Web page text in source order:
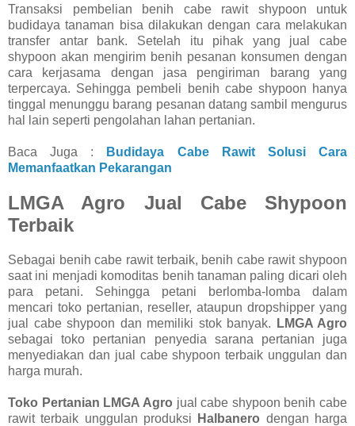
Transaksi pembelian benih cabe rawit shypoon untuk
budidaya tanaman bisa dilakukan dengan cara melakukan
transfer antar bank. Setelah itu pihak yang jual cabe
shypoon akan mengirim benih pesanan konsumen dengan
cara kerjasama dengan jasa pengiriman barang yang
terpercaya. Sehingga pembeli benih cabe shypoon hanya
tinggal menunggu barang pesanan datang sambil mengurus
hal lain seperti pengolahan lahan pertanian.
Baca Juga :
Budidaya Cabe Rawit Solusi Cara
Memanfaatkan Pekarangan
LMGA Agro Jual Cabe Shypoon
Terbaik
Sebagai benih cabe rawit terbaik, benih cabe rawit shypoon
saat ini menjadi komoditas benih tanaman paling dicari oleh
para petani. Sehingga petani berlomba-lomba dalam
mencari toko pertanian, reseller, ataupun dropshipper yang
jual cabe shypoon dan memiliki stok banyak.
LMGA Agro
sebagai toko pertanian penyedia sarana pertanian juga
menyediakan dan jual cabe shypoon terbaik unggulan dan
harga murah.
Toko Pertanian LMGA Agro jual cabe shypoon benih cabe
rawit terbaik unggulan produksi
Halbanero dengan harga